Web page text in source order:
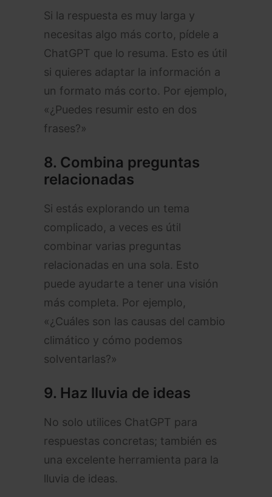
Si la respuesta es muy larga y
necesitas algo más corto, pídele a
ChatGPT que lo resuma. Esto es útil
si quieres adaptar la información a
un formato más corto. Por ejemplo,
«¿Puedes resumir esto en dos
frases?»
8. Combina preguntas
relacionadas
Si estás explorando un tema
complicado, a veces es útil
combinar varias preguntas
relacionadas en una sola. Esto
puede ayudarte a tener una visión
más completa. Por ejemplo,
«¿Cuáles son las causas del cambio
climático y cómo podemos
solventarlas?»
9. Haz lluvia de ideas
No solo utilices ChatGPT para
respuestas concretas; también es
una excelente herramienta para la
lluvia de ideas.